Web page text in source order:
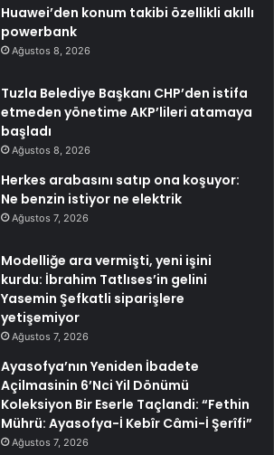
Huawei’den konum takibi özellikli akıllı
powerbank
Ağustos 8, 2026
Tuzla Belediye Başkanı CHP’den istifa
etmeden yönetime AKP’lileri atamaya
başladı
Ağustos 8, 2026
Herkes arabasını satıp ona koşuyor:
Ne benzin istiyor ne elektrik
Ağustos 7, 2026
Modelliğe ara vermişti, yeni işini
kurdu: İbrahim Tatlıses’in gelini
Yasemin Şefkatli siparişlere
yetişemiyor
Ağustos 7, 2026
Ayasofya’nın Yeniden İbadete
Açilmasinin 6’Nci Yil Dönümü
Koleksiyon Bir Eserle Taçlandi: “Fethin
Mührü: Ayasofya-İ Kebîr Câmi-İ Şerîfi”
Ağustos 7, 2026